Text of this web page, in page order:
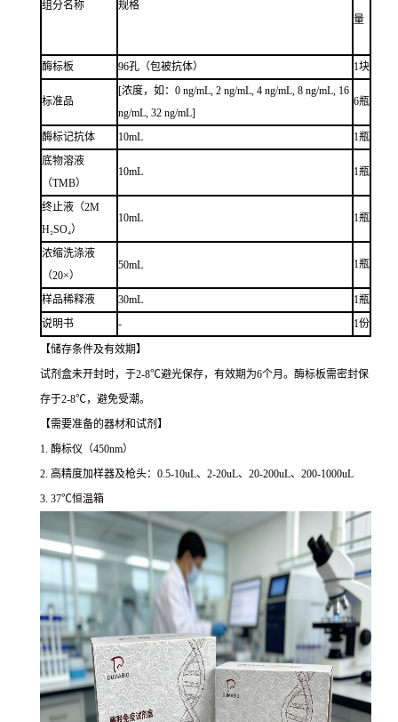
组分名称 规格
量
酶标板 96孔（包被抗体） 1块
标准品
[浓度，如：0 ng/mL, 2 ng/mL, 4 ng/mL, 8 ng/mL, 16
ng/mL, 32 ng/mL]
6瓶
酶标记抗体 10mL
1瓶
底物溶液
（TMB）
10mL 1瓶
终止液（2M
H₂SO₄）
10mL 1瓶
浓缩洗涤液
（20×）
50mL 1瓶
样品稀释液 30mL
1瓶
说明书
- 1份
【储存条件及有效期】
试剂盒未开封时，于2-8℃避光保存，有效期为6个月。酶标板需密封保
存于2-8℃，避免受潮。
【需要准备的器材和试剂】
1. 酶标仪（450nm）
2. 高精度加样器及枪头：0.5-10uL、2-20uL、20-200uL、200-1000uL
3. 37℃恒温箱